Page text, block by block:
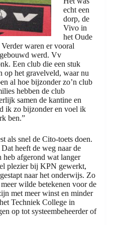
echt een
dorp, de
Vivo in
het Oude
waren er vooral
werd. Vv
Een club die een stuk
op het gravelveld, waar nu
al hoe bijzonder zo’n club
hebben de club
samen de kantine en
ik zo bijzonder en voel ik
ben.”
als snel de Cito-toets doen.
heeft de weg naar de
afgerond wat langer
plezier bij KPN gewerkt,
naar het onderwijs. Zo
wilde betekenen voor de
met meer winst en minder
Techniek College in
op tot systeembeheerder of